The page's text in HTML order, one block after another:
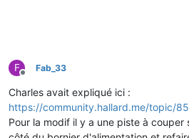
F
Offline
Fab_33
Charles avait expliqué ici :
https://community.hallard.me/topic/
Pour la modif il y a une piste à couper